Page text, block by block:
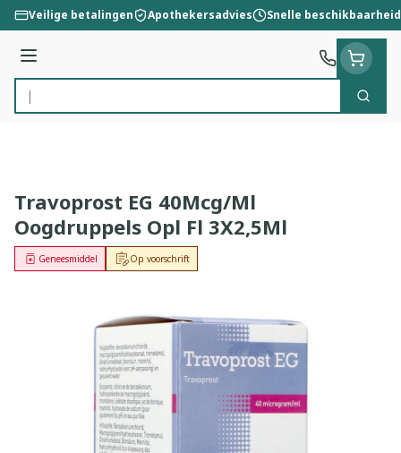
Ga naar de inhoud
Veilige betalingen Apothekersadvies Snelle beschikbaarheid
Menu
Product, merk, categorie...
Zoek
Travoprost EG 40Mcg/Ml
Oogdruppels Opl Fl 3X2,5Ml
Op voorschrift
Geneesmiddel